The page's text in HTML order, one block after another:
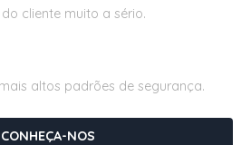
cliente muito a sério.
altos padrões de segurança.
CONHEÇA-NOS